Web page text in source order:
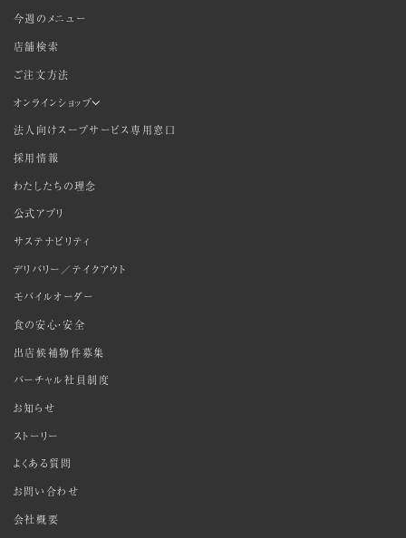
今週のメニュー
店舗検索
ご注文方法
オンラインショップ
法人向けスープサービス専用窓口
採用情報
わたしたちの理念
公式アプリ
サステナビリティ
デリバリー／テイクアウト
モバイルオーダー
食の安心・安全
出店候補物件募集
バーチャル社員制度
お知らせ
ストーリー
よくある質問
お問い合わせ
会社概要